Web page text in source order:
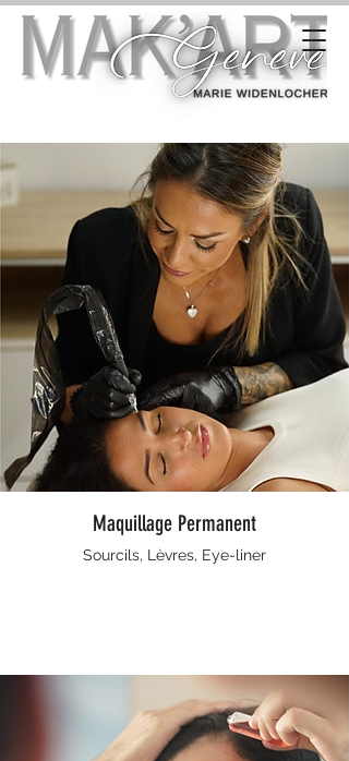
Maquillage Permanent
Sourcils, Lèvres, Eye-liner